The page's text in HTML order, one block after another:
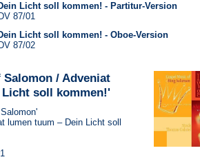
Licht soll kommen! - Partitur-Version
87/01
Licht soll kommen! - Oboe-Version
87/02
/ Adveniat
soll kommen!'
lumen tuum – Dein Licht soll